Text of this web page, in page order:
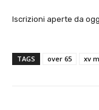
Iscrizioni aperte da
TAGS over 65 xv